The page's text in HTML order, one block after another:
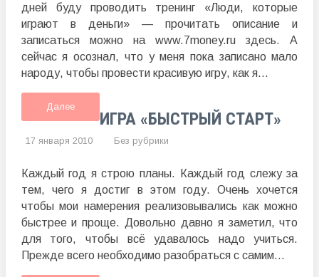
дней буду проводить тренинг «Люди, которые
играют в деньги» — прочитать описание и
записаться можно на www.7money.ru здесь. А
сейчас я осознал, что у меня пока записано мало
народу, чтобы провести красивую игру, как я...
Далее
ИГРА «БЫСТРЫЙ СТАРТ»
17 января 2010 Без рубрики
Каждый год я строю планы. Каждый год слежу за
тем, чего я достиг в этом году. Очень хочется
чтобы мои намерения реализовывались как можно
быстрее и проще. Довольно давно я заметил, что
для того, чтобы всё удавалось надо учиться.
Прежде всего необходимо разобраться с самим...